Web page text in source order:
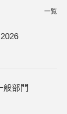
一覧
般部門